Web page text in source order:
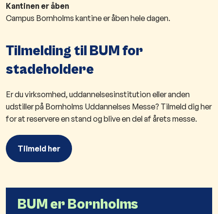
Kantinen er åben
Campus Bornholms kantine er åben hele dagen.
Tilmelding til BUM for
stadeholdere
Er du virksomhed, uddannelsesinstitution eller anden
udstiller på Bornholms Uddannelses Messe? Tilmeld dig her
for at reservere en stand og blive en del af årets messe.
Tilmeld her
BUM er Bornholms